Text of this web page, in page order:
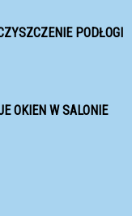
PODŁOGI
OKIEN W SALONIE